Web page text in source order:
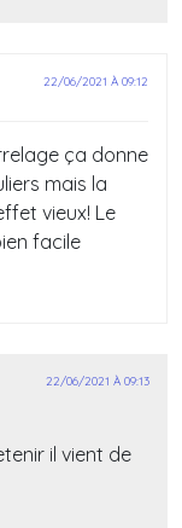
22/06/2021 À 09:12
ça donne
mais la
vieux! Le
facile
22/06/2021 À 09:13
il vient de